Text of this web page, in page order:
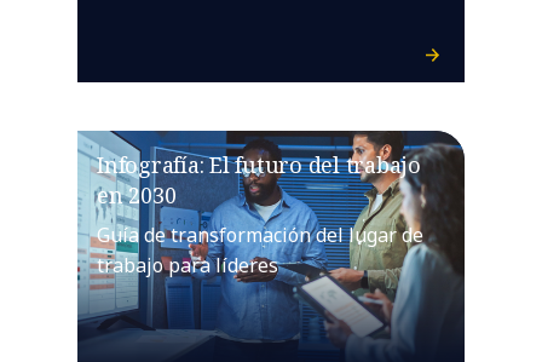
Infografía: El futuro del trabajo
en 2030
Guía de transformación del lugar de
trabajo para líderes